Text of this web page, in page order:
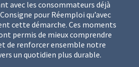
avec les consommateurs déjà
pour Réemploi qu’avec
cette démarche. Ces moments
permis de mieux comprendre
de renforcer ensemble notre
un quotidien plus durable.